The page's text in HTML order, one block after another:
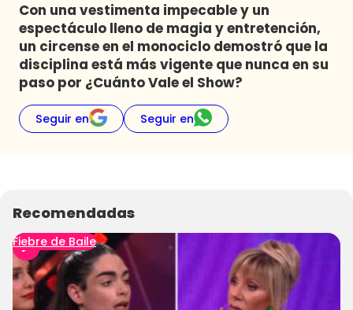
Con una vestimenta impecable y un
espectáculo lleno de magia y entretención,
un circense en el monociclo demostró que la
disciplina está más vigente que nunca en su
paso por ¿Cuánto Vale el Show?
Seguir en Seguir en
Recomendadas
Fiebre de Baile
El Tiempo
Sabingo
Todos Los Programas